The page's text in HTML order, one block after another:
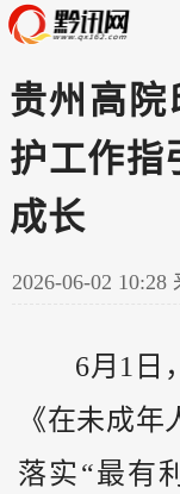
贵州高院
护工作指
成长
2026-06-02 10:28
6月1日，
《在未成
落实“最有